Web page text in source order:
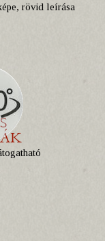
rövid leírása